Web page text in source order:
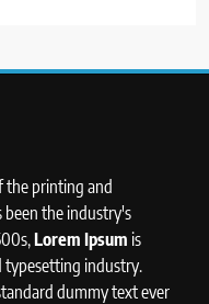
the printing and
the industry's
Lorem Ipsum is
industry.
dummy text ever